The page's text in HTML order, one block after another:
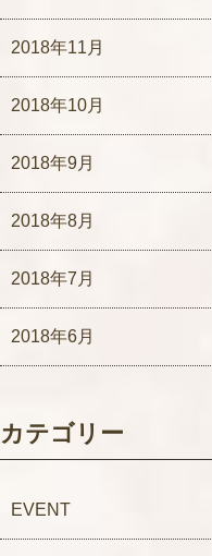
2018年11月
2018年10月
2018年9月
2018年8月
2018年7月
2018年6月
カテゴリー
EVENT